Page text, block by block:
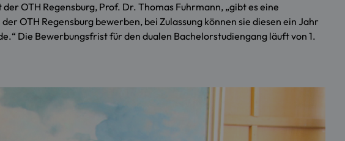
OTH Regensburg, Prof. Dr. Thomas Fuhrmann, „gibt es eine
OTH Regensburg bewerben, bei Zulassung können sie diesen ein Jahr
Die Bewerbungsfrist für den dualen Bachelorstudiengang läuft von 1.